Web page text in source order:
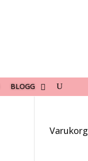
BLOGG
Varukorg